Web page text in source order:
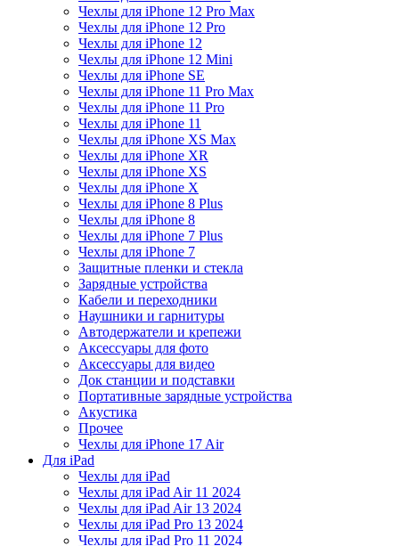
Чехлы для iPhone 12 Pro Max
Чехлы для iPhone 12 Pro
Чехлы для iPhone 12
Чехлы для iPhone 12 Mini
Чехлы для iPhone SE
Чехлы для iPhone 11 Pro Max
Чехлы для iPhone 11 Pro
Чехлы для iPhone 11
Чехлы для iPhone XS Max
Чехлы для iPhone XR
Чехлы для iPhone XS
Чехлы для iPhone X
Чехлы для iPhone 8 Plus
Чехлы для iPhone 8
Чехлы для iPhone 7 Plus
Чехлы для iPhone 7
Защитные пленки и стекла
Зарядные устройства
Кабели и переходники
Наушники и гарнитуры
Автодержатели и крепежи
Аксессуары для фото
Аксессуары для видео
Док станции и подставки
Портативные зарядные устройства
Акустика
Прочее
Чехлы для iPhone 17 Air
Для iPad
Чехлы для iPad
Чехлы для iPad Air 11 2024
Чехлы для iPad Air 13 2024
Чехлы для iPad Pro 13 2024
Чехлы для iPad Pro 11 2024